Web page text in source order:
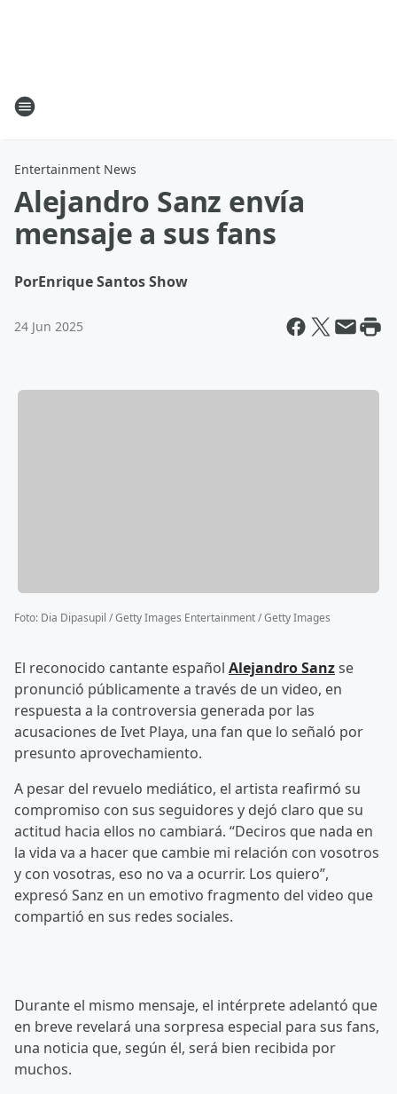
Entertainment News
Alejandro Sanz envía
mensaje a sus fans
PorEnrique Santos Show
24 Jun 2025
Foto: Dia Dipasupil / Getty Images Entertainment / Getty Images
El reconocido cantante español Alejandro Sanzse
pronunció públicamente a través de un video, en
respuesta a la controversia generada por las
acusaciones de Ivet Playa, una fan que lo señaló por
presunto aprovechamiento.
A pesar del revuelo mediático, el artista reafirmó su
compromiso con sus seguidores y dejó claro que su
actitud hacia ellos no cambiará. “Deciros que nada en
la vida va a hacer que cambie mi relación con vosotros
y con vosotras, eso no va a ocurrir. Los quiero”,
expresó Sanz en un emotivo fragmento del video que
compartió en sus redes sociales.
Durante el mismo mensaje, el intérprete adelantó que
en breve revelará una sorpresa especial para sus fans,
una noticia que, según él, será bien recibida por
muchos.